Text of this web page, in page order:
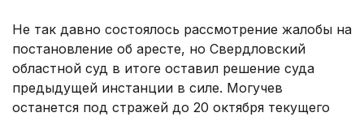
Не так давно состоялось рассмотрение жалобы на
постановление об аресте, но Свердловский
областной суд в итоге оставил решение суда
предыдущей инстанции в силе. Могучев
останется под стражей до 20 октября текущего